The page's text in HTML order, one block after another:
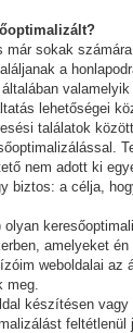
sokak
a
lehetőségei
találatok
nem adott ki
biztos: a célja,
amelyeket
weboldalai az
meg.
készítésen
feltétlenül